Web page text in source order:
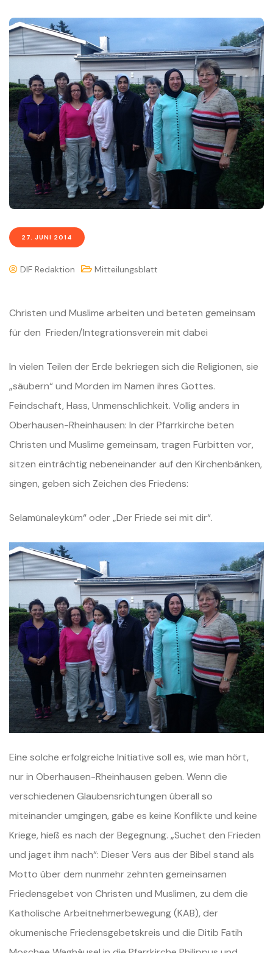
27. JUNI 2014
DIF Redaktion Mitteilungsblatt
Christen und Muslime arbeiten und beteten gemeinsam
für den Frieden/Integrationsverein mit dabei
In vielen Teilen der Erde bekriegen sich die Religionen, sie
„säubern“ und Morden im Namen ihres Gottes.
Feindschaft, Hass, Unmenschlichkeit. Völlig anders in
Oberhausen-Rheinhausen: In der Pfarrkirche beten
Christen und Muslime gemeinsam, tragen Fürbitten vor,
sitzen einträchtig nebeneinander auf den Kirchenbänken,
singen, geben sich Zeichen des Friedens:
Selamünaleyküm“ oder „Der Friede sei mit dir“.
Eine solche erfolgreiche Initiative soll es, wie man hört,
nur in Oberhausen-Rheinhausen geben. Wenn die
verschiedenen Glaubensrichtungen überall so
miteinander umgingen, gäbe es keine Konflikte und keine
Kriege, hieß es nach der Begegnung. „Suchet den Frieden
und jaget ihm nach“: Dieser Vers aus der Bibel stand als
Motto über dem nunmehr zehnten gemeinsamen
Friedensgebet von Christen und Muslimen, zu dem die
Katholische Arbeitnehmerbewegung (KAB), der
ökumenische Friedensgebetskreis und die Ditib Fatih